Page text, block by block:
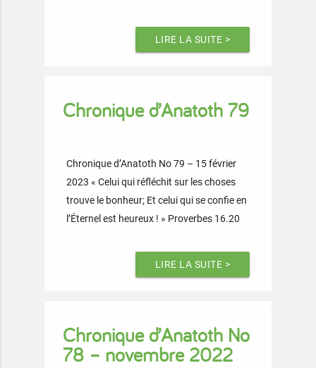
LIRE LA SUITE >
Chronique d’Anatoth 79
Chronique d’Anatoth No 79 – 15 février
2023 « Celui qui réfléchit sur les choses
trouve le bonheur; Et celui qui se confie en
l’Éternel est heureux ! » Proverbes 16.20
LIRE LA SUITE >
Chronique d’Anatoth No
78 – novembre 2022